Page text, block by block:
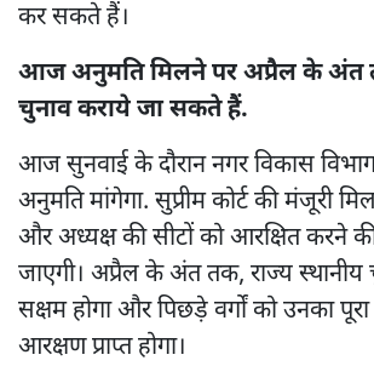
कर सकते हैं।
आज अनुमति मिलने पर अप्रैल के अंत
चुनाव कराये जा सकते हैं.
आज सुनवाई के दौरान नगर विकास
अनुमति मांगेगा. सुप्रीम कोर्ट की मंजूरी
और अध्यक्ष की सीटों को आरक्षित करने की
जाएगी। अप्रैल के अंत तक, राज्य स्थानीय
सक्षम होगा और पिछड़े वर्गों को उनका
आरक्षण प्राप्त होगा।